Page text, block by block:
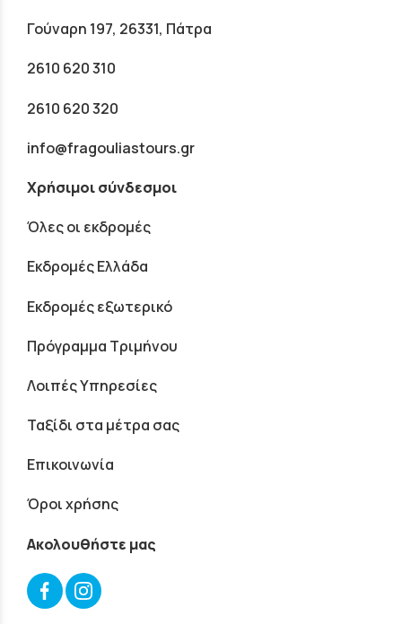
Γούναρη 197, 26331, Πάτρα
2610 620 310
2610 620 320
info@fragouliastours.gr
Χρήσιμοι σύνδεσμοι
Όλες οι εκδρομές
Εκδρομές Ελλάδα
Εκδρομές εξωτερικό
Πρόγραμμα Τριμήνου
Λοιπές Υπηρεσίες
Ταξίδι στα μέτρα σας
Επικοινωνία
Όροι χρήσης
Ακολουθήστε μας